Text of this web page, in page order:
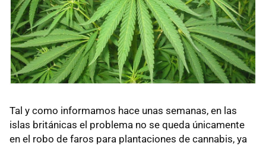
Tal y como informamos hace unas semanas, en las
islas británicas el problema no se queda únicamente
en el robo de faros para plantaciones de cannabis, ya